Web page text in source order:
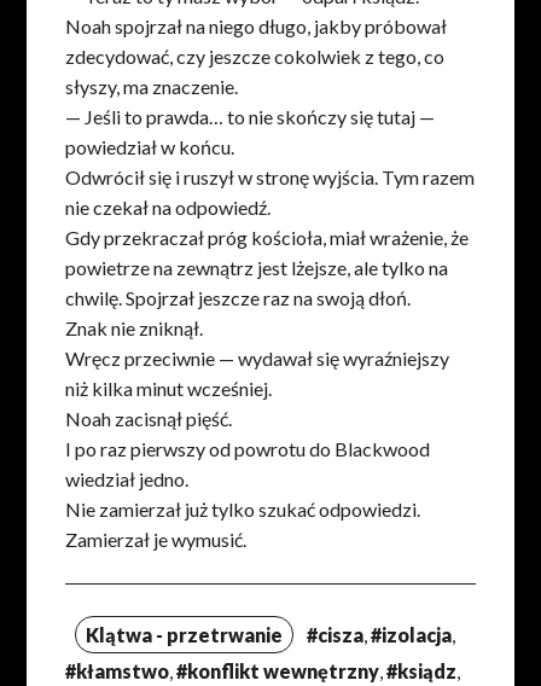
Noah spojrzał na niego długo, jakby próbował
zdecydować, czy jeszcze cokolwiek z tego, co
słyszy, ma znaczenie.
— Jeśli to prawda… to nie skończy się tutaj —
powiedział w końcu.
Odwrócił się i ruszył w stronę wyjścia. Tym razem
nie czekał na odpowiedź.
Gdy przekraczał próg kościoła, miał wrażenie, że
powietrze na zewnątrz jest lżejsze, ale tylko na
chwilę. Spojrzał jeszcze raz na swoją dłoń.
Znak nie zniknął.
Wręcz przeciwnie — wydawał się wyraźniejszy
niż kilka minut wcześniej.
Noah zacisnął pięść.
I po raz pierwszy od powrotu do Blackwood
wiedział jedno.
Nie zamierzał już tylko szukać odpowiedzi.
Zamierzał je wymusić.
Klątwa - przetrwanie #cisza,#izolacja,
#kłamstwo,#konflikt wewnętrzny,#ksiądz,